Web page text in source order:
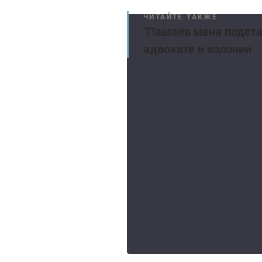
ЧИТАЙТЕ ТАКЖЕ
"Пашаев меня
адвокате и колонии